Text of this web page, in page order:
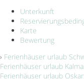
Unterkunft
Karte
Bewertung
› Ferienhäuser urlaub
Ferienhäuser urlaub
Ferienhäuser urlaub